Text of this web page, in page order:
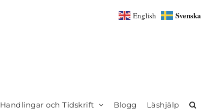
Handlingar och Tidskrift Blogg Läshjälp
English Svenska